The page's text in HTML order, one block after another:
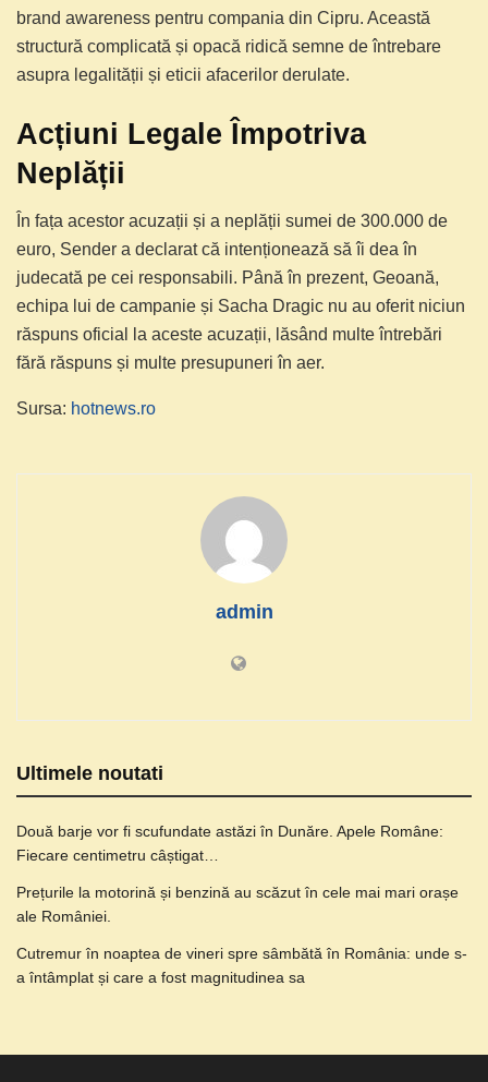
brand awareness pentru compania din Cipru. Această
structură complicată și opacă ridică semne de întrebare
asupra legalității și eticii afacerilor derulate.
Acțiuni Legale Împotriva
Neplății
În fața acestor acuzații și a neplății sumei de 300.000 de
euro, Sender a declarat că intenționează să îi dea în
judecată pe cei responsabili. Până în prezent, Geoană,
echipa lui de campanie și Sacha Dragic nu au oferit niciun
răspuns oficial la aceste acuzații, lăsând multe întrebări
fără răspuns și multe presupuneri în aer.
Sursa: hotnews.ro
admin
Ultimele noutati
Două barje vor fi scufundate astăzi în Dunăre. Apele Române:
Fiecare centimetru câștigat…
Prețurile la motorină și benzină au scăzut în cele mai mari orașe
ale României.
Cutremur în noaptea de vineri spre sâmbătă în România: unde s-
a întâmplat și care a fost magnitudinea sa